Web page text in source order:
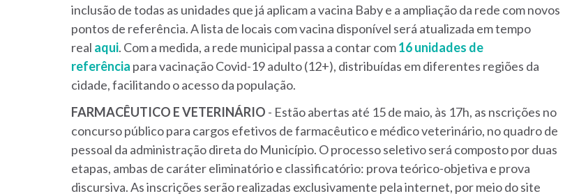
inclusão de todas as unidades que já aplicam a vacina Baby e a ampliação da rede com novos
pontos de referência. A lista de locais com vacina disponível será atualizada em tempo
real aqui. Com a medida, a rede municipal passa a contar com16 unidades de
referência para vacinação Covid-19 adulto (12+), distribuídas em diferentes regiões da
cidade, facilitando o acesso da população.
FARMACÊUTICO EVETERINÁRIO - Estão abertas até 15 de maio, às 17h, as nscrições no
concurso público para cargos efetivos de farmacêutico e médico veterinário, no quadro de
pessoal da administração direta do Município. O processo seletivo será composto por duas
etapas, ambas de caráter eliminatório e classificatório: prova teórico-objetiva e prova
discursiva. As inscrições serão realizadas exclusivamente pela internet, por meio do site